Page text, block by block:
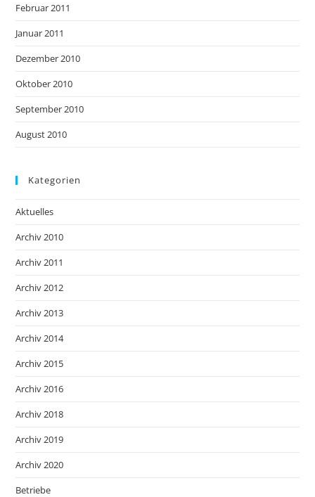
Februar 2011
Januar 2011
Dezember 2010
Oktober 2010
September 2010
August 2010
Kategorien
Aktuelles
Archiv 2010
Archiv 2011
Archiv 2012
Archiv 2013
Archiv 2014
Archiv 2015
Archiv 2016
Archiv 2018
Archiv 2019
Archiv 2020
Betriebe